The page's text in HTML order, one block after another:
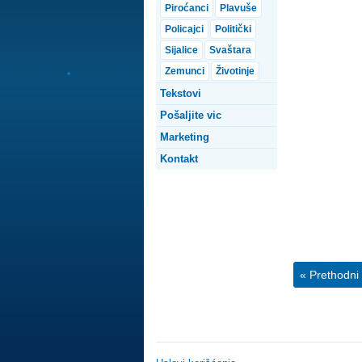
« Prethodni
Piroćanci
Plavuše
Policajci
Politički
Sijalice
Svaštara
Zemunci
Životinje
Tekstovi
Pošaljite vic
Marketing
Kontakt